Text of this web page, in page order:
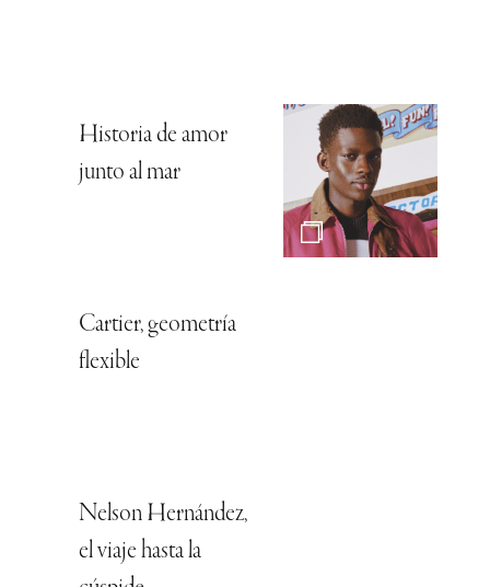
Historia de amor
junto al mar
Cartier, geometría
flexible
Nelson Hernández,
el viaje hasta la